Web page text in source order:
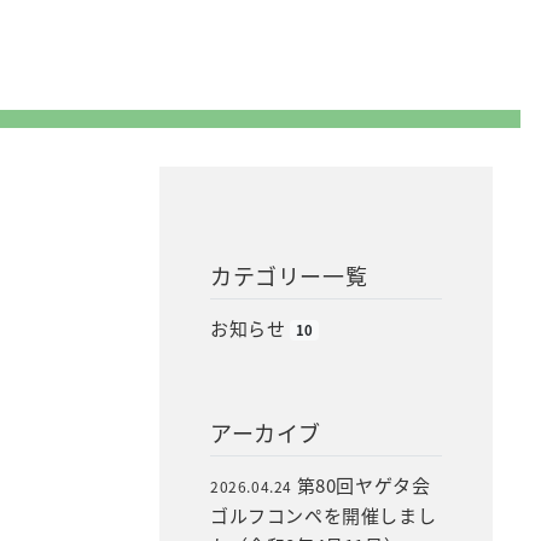
カテゴリー一覧
お知らせ 10
アーカイブ
2026.04.24 第80回ヤゲタ会
ゴルフコンペを開催しまし